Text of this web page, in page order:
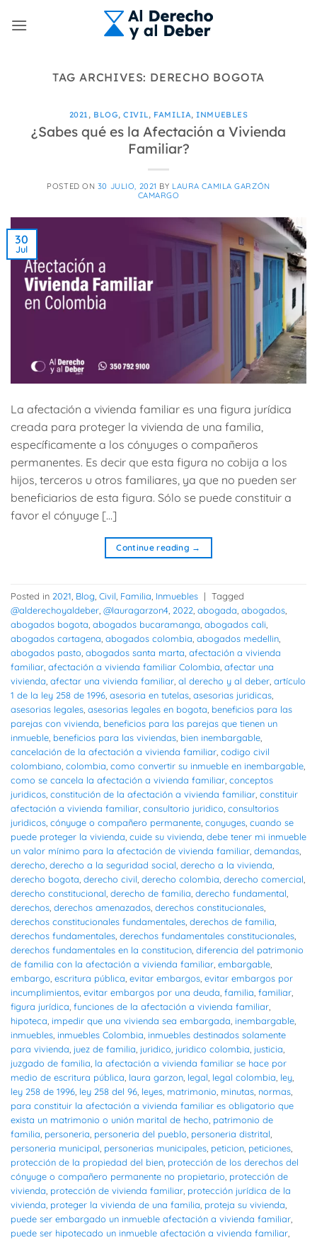
TAG ARCHIVES: DERECHO BOGOTA
2021 , BLOG,CIVIL, FAMILIA,INMUEBLES
¿Sabes qué es la Afectación a Vivienda
Familiar?
POSTED ON 30 JULIO, 2021 BY LAURA CAMILA GARZÓN
CAMARGO
30
Jul
La afectación a vivienda familiar es una figura jurídica
creada para proteger la vivienda de una familia,
específicamente a los cónyuges o compañeros
permanentes. Es decir que esta figura no cobija a los
hijos, terceros u otros familiares, ya que no pueden ser
beneficiarios de esta figura. Sólo se puede constituir a
favor el cónyuge […]
Continue reading →
Posted in 2021, Blog, Civil, Familia, Inmuebles | Tagged
@alderechoyaldeber, @lauragarzon4, 2022, abogada, abogados,
abogados bogota, abogados bucaramanga, abogados cali,
abogados cartagena, abogados colombia, abogados medellin,
abogados pasto, abogados santa marta, afectación a vivienda
familiar, afectación a vivienda familiar Colombia, afectar una
vivienda, afectar una vivienda familiar, al derecho y al deber, artículo
1 de la ley 258 de 1996, asesoria en tutelas, asesorias juridicas,
asesorias legales, asesorias legales en bogota, beneficios para las
parejas con vivienda, beneficios para las parejas que tienen un
inmueble, beneficios para las viviendas, bien inembargable,
cancelación de la afectación a vivienda familiar, codigo civil
colombiano, colombia, como convertir su inmueble en inembargable,
como se cancela la afectación a vivienda familiar, conceptos
juridicos, constitución de la afectación a vivienda familiar, constituir
afectación a vivienda familiar, consultorio juridico, consultorios
juridicos, cónyuge o compañero permanente, conyuges, cuando se
puede proteger la vivienda, cuide su vivienda, debe tener mi inmueble
un valor mínimo para la afectación de vivienda familiar, demandas,
derecho, derecho a la seguridad social, derecho a la vivienda,
derecho bogota, derecho civil, derecho colombia, derecho comercial,
derecho constitucional, derecho de familia, derecho fundamental,
derechos, derechos amenazados, derechos constitucionales,
derechos constitucionales fundamentales, derechos de familia,
derechos fundamentales, derechos fundamentales constitucionales,
derechos fundamentales en la constitucion, diferencia del patrimonio
de familia con la afectación a vivienda familiar, embargable,
embargo, escritura pública, evitar embargos, evitar embargos por
incumplimientos, evitar embargos por una deuda, familia, familiar,
figura jurídica, funciones de la afectación a vivienda familiar,
hipoteca, impedir que una vivienda sea embargada, inembargable,
inmuebles, inmuebles Colombia, inmuebles destinados solamente
para vivienda, juez de familia, juridico, juridico colombia, justicia,
juzgado de familia, la afectación a vivienda familiar se hace por
medio de escritura pública, laura garzon, legal, legal colombia, ley,
ley 258 de 1996, ley 258 del 96, leyes, matrimonio, minutas, normas,
para constituir la afectación a vivienda familiar es obligatorio que
exista un matrimonio o unión marital de hecho, patrimonio de
familia, personeria, personeria del pueblo, personeria distrital,
personeria municipal, personerias municipales, peticion, peticiones,
protección de la propiedad del bien, protección de los derechos del
cónyuge o compañero permanente no propietario, protección de
vivienda, protección de vivienda familiar, protección jurídica de la
vivienda, proteger la vivienda de una familia, proteja su vivienda,
puede ser embargado un inmueble afectación a vivienda familiar,
puede ser hipotecado un inmueble afectación a vivienda familiar,